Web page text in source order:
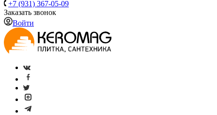
+7 (931) 367-05-09
Заказать звонок
Войти